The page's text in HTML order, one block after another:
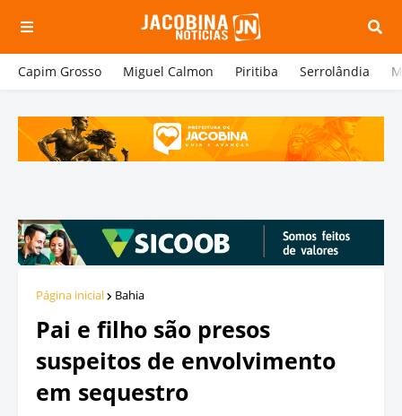
Capim Grosso Miguel Calmon Piritiba Serrolândia
Página inicial Bahia
Pai e filho são presos
suspeitos de envolvimento
em sequestro